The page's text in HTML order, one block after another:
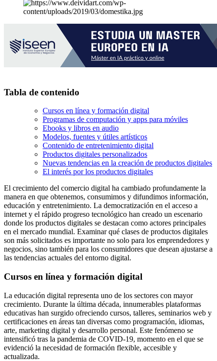
Tabla de contenido
Cursos en línea y formación digital
Programas de computación y apps para móviles
Ebooks y libros en audio
Modelos, fuentes y útiles artísticos
Contenido de entretenimiento digital
Productos digitales personalizados
Nuevas tendencias en la creación de productos digitales
El interés por los productos digitales
El crecimiento del comercio digital ha cambiado profundamente la
manera en que obtenemos, consumimos y difundimos información,
educación y entretenimiento. La democratización en el acceso a
internet y el rápido progreso tecnológico han creado un escenario
donde los productos digitales se destacan como actores principales
en el mercado mundial. Examinar qué clases de productos digitales
son más solicitados es importante no solo para los emprendedores y
negocios, sino también para los consumidores que desean ajustarse a
las tendencias actuales del entorno digital.
Cursos en línea y formación digital
La educación digital representa uno de los sectores con mayor
crecimiento. Durante la última década, innumerables plataformas
educativas han surgido ofreciendo cursos, talleres, seminarios web y
certificaciones en áreas tan diversas como programación, idiomas,
arte, marketing digital y desarrollo personal. Este fenómeno se
intensificó tras la pandemia de COVID-19, momento en el que se
evidenció la necesidad de formación flexible, accesible y
actualizada.